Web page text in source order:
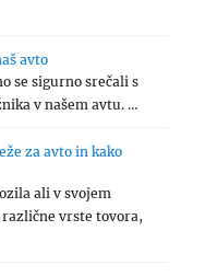
avto
se sigurno srečali s
v našem avtu. …
za avto in kako
ali v svojem
vrste tovora,